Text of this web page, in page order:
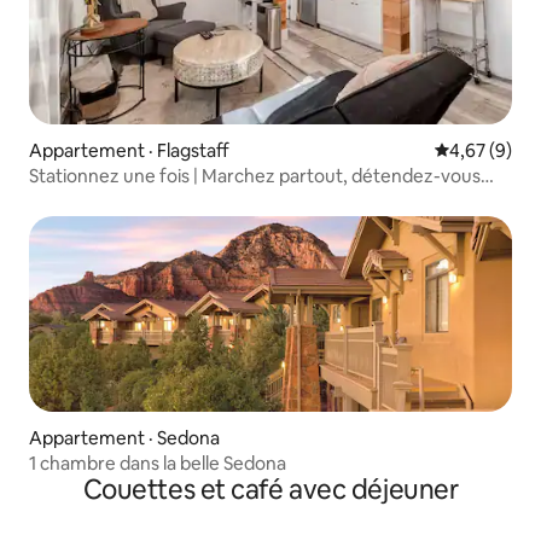
Appartement · Flagstaff Note
4,67 (9)
Stationnez une fois | Marchez partout, détendez-vous
Appartement · Sedona
1 chambre dans la belle Sedona
Couettes et café avec déjeuner